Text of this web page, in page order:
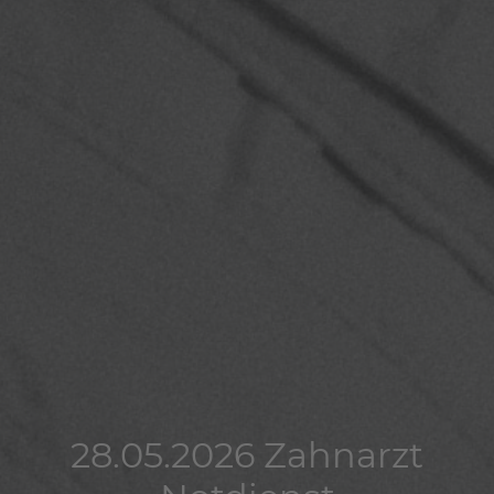
28.05.2026 Zahnarzt
28.05.2026 Zahnarzt
28.05.2026 Zahnarzt